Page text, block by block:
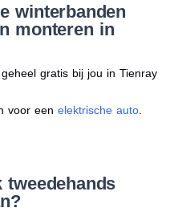
winterbanden
monteren in
gratis bij jou in Tienray
voor een elektrische auto.